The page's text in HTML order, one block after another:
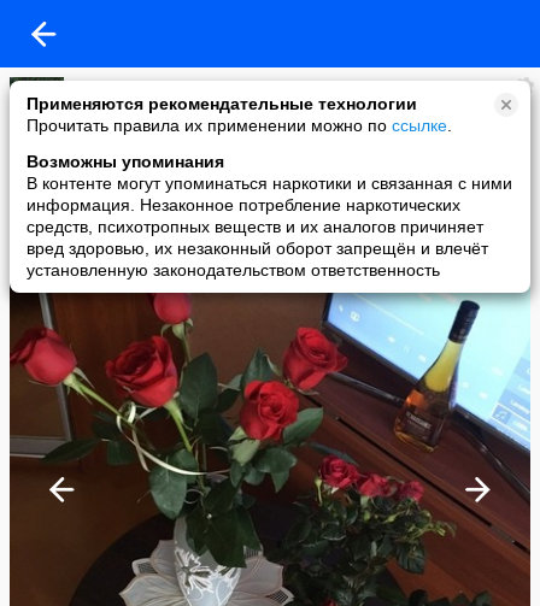
Применяются рекомендательные технологии
Прочитать правила их применении можно по ссылке
Возможны упоминания
В контенте могут упоминаться наркотики и связанная с ними
информация. Незаконное потребление наркотических
средств, психотропных веществ и их аналогов причиняет
вред здоровью, их незаконный оборот запрещён и влечёт
установленную законодательством ответственность
Мария Вологжанина
added a photo
25 Dec в 13:44